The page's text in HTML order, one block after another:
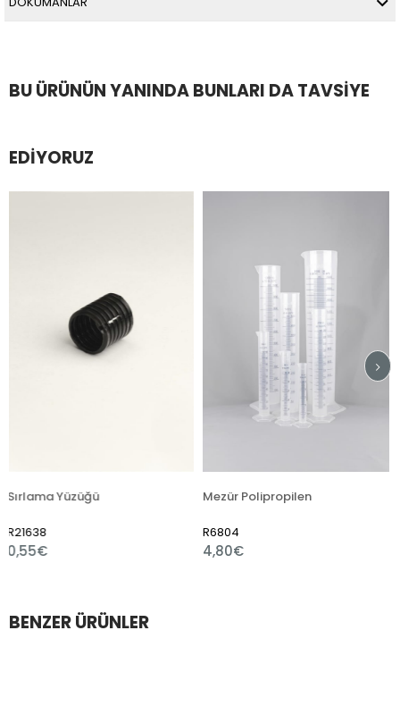
BU ÜRÜNÜN YANINDA BUNLARI DA TAVSIYE
EDIYORUZ
Yüzüğü Mezür Polipropilen
4,80€
BENZER ÜRÜNLER